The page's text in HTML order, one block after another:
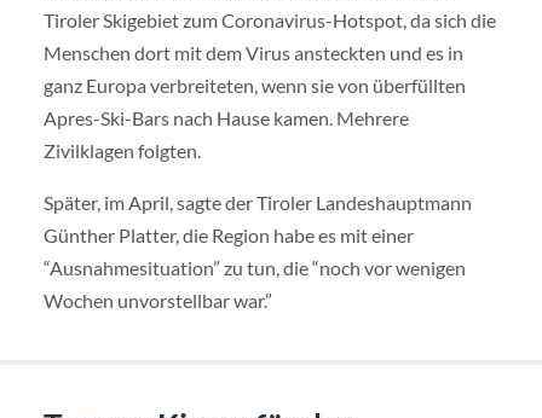
Tiroler Skigebiet zum Coronavirus-Hotspot, da sich die
Menschen dort mit dem Virus ansteckten und es in
ganz Europa verbreiteten, wenn sie von überfüllten
Apres-Ski-Bars nach Hause kamen. Mehrere
Zivilklagen folgten.
Später, im April, sagte der Tiroler Landeshauptmann
Günther Platter, die Region habe es mit einer
“Ausnahmesituation” zu tun, die “noch vor wenigen
Wochen unvorstellbar war.”